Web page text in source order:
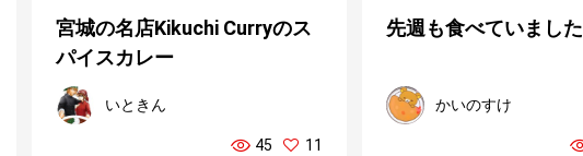
宮城の名店Kikuchi Curryのス
パイスカレー
いときん
45 11
先週も食べていました
かいのすけ